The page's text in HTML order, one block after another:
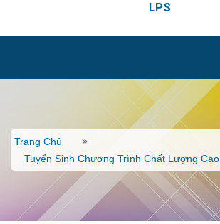
LPS
Trang Chủ
Tuyển Sinh Chương Trình Chất Lượng Cao